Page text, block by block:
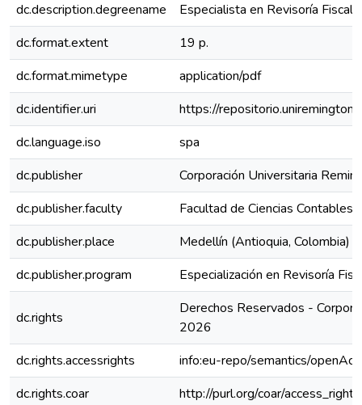
dc.description.degreename
Especialista en Revisoría Fiscal
dc.format.extent
19 p.
dc.format.mimetype
application/pdf
dc.identifier.uri
https://
dc.language.iso
spa
dc.publisher
Corporación Universitaria
dc.publisher.faculty
Facultad de Ciencias Contables
dc.publisher.place
Medellín (Antioquia, Colombia)
dc.publisher.program
Especialización en Revisoría
dc.rights
Derechos Reservados -
2026
dc.rights.accessrights
info:eu-repo/semantics/
dc.rights.coar
http://purl.org/coar/